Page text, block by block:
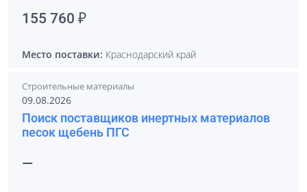
155 760 ₽
Место поставки: Краснодарский край
Строительные материалы
09.08.2026
Поиск поставщиков инертных материалов
песок щебень ПГС
—